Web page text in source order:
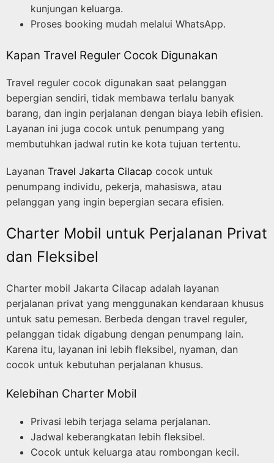
kunjungan keluarga.
Proses booking mudah melalui WhatsApp.
Kapan Travel Reguler Cocok Digunakan
Travel reguler cocok digunakan saat pelanggan
bepergian sendiri, tidak membawa terlalu banyak
barang, dan ingin perjalanan dengan biaya lebih efisien.
Layanan ini juga cocok untuk penumpang yang
membutuhkan jadwal rutin ke kota tujuan tertentu.
Layanan Travel Jakarta Cilacap cocok untuk
penumpang individu, pekerja, mahasiswa, atau
pelanggan yang ingin bepergian secara efisien.
Charter Mobil untuk Perjalanan Privat
dan Fleksibel
Charter mobil Jakarta Cilacap adalah layanan
perjalanan privat yang menggunakan kendaraan khusus
untuk satu pemesan. Berbeda dengan travel reguler,
pelanggan tidak digabung dengan penumpang lain.
Karena itu, layanan ini lebih fleksibel, nyaman, dan
cocok untuk kebutuhan perjalanan khusus.
Kelebihan Charter Mobil
Privasi lebih terjaga selama perjalanan.
Jadwal keberangkatan lebih fleksibel.
Cocok untuk keluarga atau rombongan kecil.